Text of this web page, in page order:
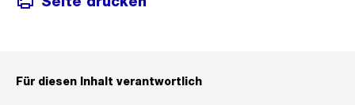
Für diesen Inhalt verantwortlich